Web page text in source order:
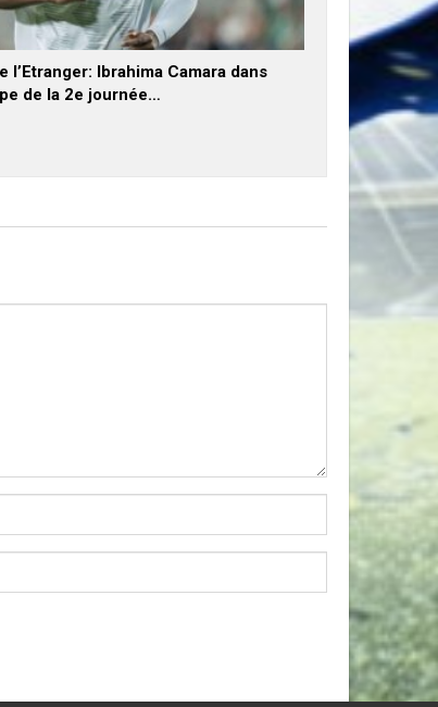
l’Etranger: Ibrahima Camara dans
de la 2e journée…